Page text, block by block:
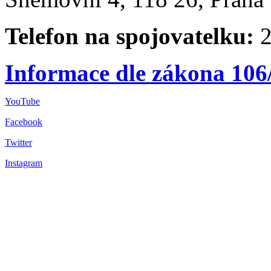
Telefon na spojovatelku:
Informace dle zákona
YouTube
Facebook
Twitter
Instagram